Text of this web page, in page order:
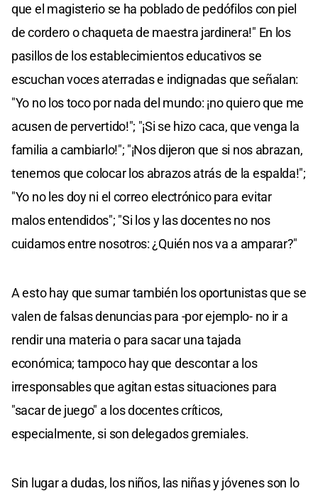
que el magisterio se ha poblado de pedófilos con piel
de cordero o chaqueta de maestra jardinera!" En los
pasillos de los establecimientos educativos se
escuchan voces aterradas e indignadas que señalan:
"Yo no los toco por nada del mundo: ¡no quiero que me
acusen de pervertido!"; "¡Si se hizo caca, que venga la
familia a cambiarlo!"; "¡Nos dijeron que si nos abrazan,
tenemos que colocar los abrazos atrás de la espalda!";
"Yo no les doy ni el correo electrónico para evitar
malos entendidos"; "Si los y las docentes no nos
cuidamos entre nosotros: ¿Quién nos va a amparar?"
A esto hay que sumar también los oportunistas que se
valen de falsas denuncias para -por ejemplo- no ir a
rendir una materia o para sacar una tajada
económica; tampoco hay que descontar a los
irresponsables que agitan estas situaciones para
"sacar de juego" a los docentes críticos,
especialmente, si son delegados gremiales.
Sin lugar a dudas, los niños, las niñas y jóvenes son lo